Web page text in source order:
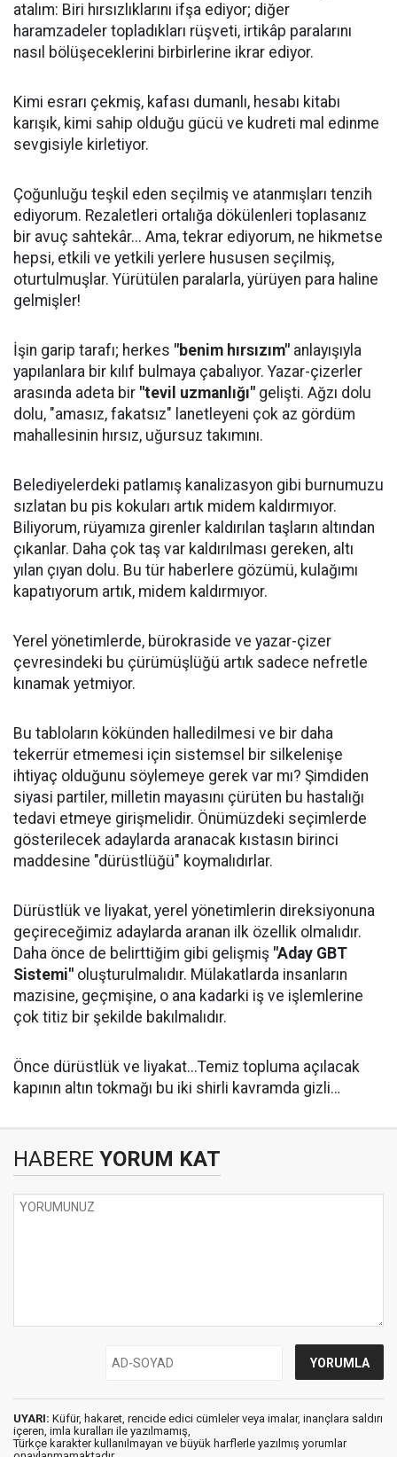
atalım: Biri hırsızlıklarını ifşa ediyor; diğer
haramzadeler topladıkları rüşveti, irtikâp paralarını
nasıl bölüşeceklerini birbirlerine ikrar ediyor.
Kimi esrarı çekmiş, kafası dumanlı, hesabı kitabı
karışık, kimi sahip olduğu gücü ve kudreti mal edinme
sevgisiyle kirletiyor.
Çoğunluğu teşkil eden seçilmiş ve atanmışları tenzih
ediyorum. Rezaletleri ortalığa dökülenleri toplasanız
bir avuç sahtekâr... Ama, tekrar ediyorum, ne hikmetse
hepsi, etkili ve yetkili yerlere hususen seçilmiş,
oturtulmuşlar. Yürütülen paralarla, yürüyen para haline
gelmişler!
İşin garip tarafı; herkes "benim hırsızım" anlayışıyla
yapılanlara bir kılıf bulmaya çabalıyor. Yazar-çizerler
arasında adeta bir "tevil uzmanlığı" gelişti. Ağzı dolu
dolu, "amasız, fakatsız" lanetleyeni çok az gördüm
mahallesinin hırsız, uğursuz takımını.
Belediyelerdeki patlamış kanalizasyon gibi burnumuzu
sızlatan bu pis kokuları artık midem kaldırmıyor.
Biliyorum, rüyamıza girenler kaldırılan taşların altından
çıkanlar. Daha çok taş var kaldırılması gereken, altı
yılan çıyan dolu. Bu tür haberlere gözümü, kulağımı
kapatıyorum artık, midem kaldırmıyor.
Yerel yönetimlerde, bürokraside ve yazar-çizer
çevresindeki bu çürümüşlüğü artık sadece nefretle
kınamak yetmiyor.
Bu tabloların kökünden halledilmesi ve bir daha
tekerrür etmemesi için sistemsel bir silkelenişe
ihtiyaç olduğunu söylemeye gerek var mı? Şimdiden
siyasi partiler, milletin mayasını çürüten bu hastalığı
tedavi etmeye girişmelidir. Önümüzdeki seçimlerde
gösterilecek adaylarda aranacak kıstasın birinci
maddesine "dürüstlüğü" koymalıdırlar.
Dürüstlük ve liyakat, yerel yönetimlerin direksiyonuna
geçireceğimiz adaylarda aranan ilk özellik olmalıdır.
Daha önce de belirttiğim gibi gelişmiş "Aday GBT
Sistemi" oluşturulmalıdır. Mülakatlarda insanların
mazisine, geçmişine, o ana kadarki iş ve işlemlerine
çok titiz bir şekilde bakılmalıdır.
Önce dürüstlük ve liyakat...Temiz topluma açılacak
kapının altın tokmağı bu iki shirli kavramda gizli…
HABERE YORUM KAT
UYARI: Küfür, hakaret, rencide edici cümleler veya imalar, inançlara saldırı
içeren, imla kuralları ile yazılmamış,
Türkçe karakter kullanılmayan ve büyük harflerle yazılmış yorumlar